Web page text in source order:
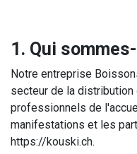
1. Qui
Notre entreprise
secteur de la
professionnels de
manifestations et les
https://kouski.ch.